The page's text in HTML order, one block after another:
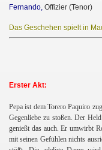
Fernando, Offizier (Tenor)
Das Geschehen spielt in
Erster Akt:
Pepa ist dem Torero Paquiro
Gegenliebe zu stoßen. Der
genießt das auch. Er umwirbt
mit seinen Gefühlen nichts